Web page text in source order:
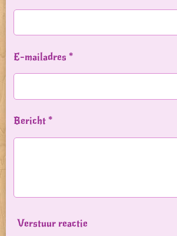
E-mailadres *
Bericht *
Verstuur reactie